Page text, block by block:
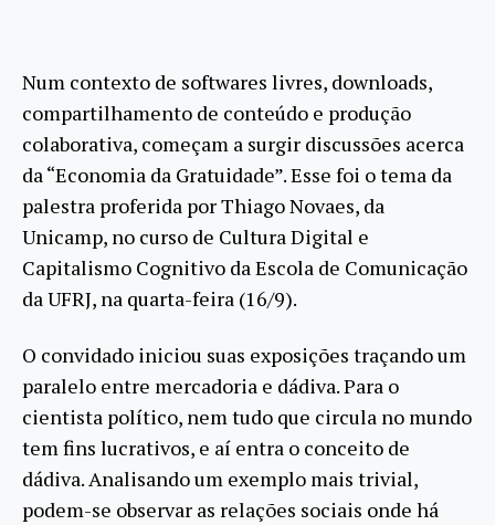
Num contexto de softwares livres, downloads,
compartilhamento de conteúdo e produção
colaborativa, começam a surgir discussões acerca
da “Economia da Gratuidade”. Esse foi o tema da
palestra proferida por Thiago Novaes, da
Unicamp, no curso de Cultura Digital e
Capitalismo Cognitivo da Escola de Comunicação
da UFRJ, na quarta-feira (16/9).
O convidado iniciou suas exposições traçando um
paralelo entre mercadoria e dádiva. Para o
cientista político, nem tudo que circula no mundo
tem fins lucrativos, e aí entra o conceito de
dádiva. Analisando um exemplo mais trivial,
podem-se observar as relações sociais onde há